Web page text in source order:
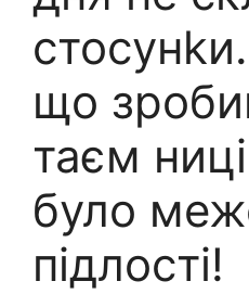
що
таєм
було
підлості!